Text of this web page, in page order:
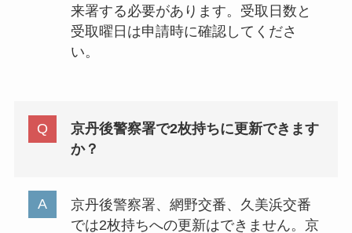
来署する必要があります。受取日数と
受取曜日は申請時に確認してくださ
い。
京丹後警察署で2枚持ちに更新できます
か？
京丹後警察署、網野交番、久美浜交番
では2枚持ちへの更新はできません。京